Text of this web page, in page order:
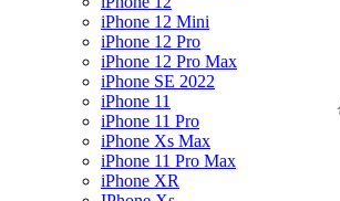
iPhone 12 Mini
iPhone 12 Pro
iPhone 12 Pro Max
iPhone SE 2022
iPhone 11
iPhone 11 Pro
iPhone Xs Max
iPhone 11 Pro Max
iPhone XR